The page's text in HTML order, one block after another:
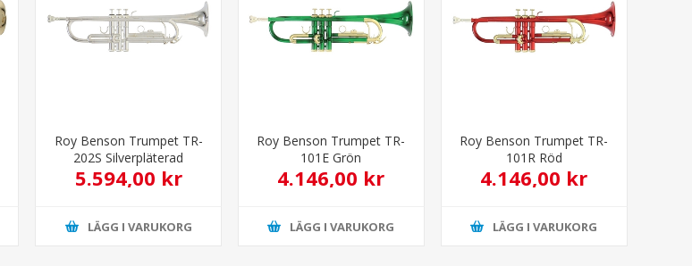
Roy Benson Trumpet TR-
202S Silverpläterad
5.594,00 kr
LÄGG I VARUKORG
Roy Benson Trumpet TR-
101E Grön
4.146,00 kr
LÄGG I VARUKORG
Roy Benson Trumpet TR-
101R Röd
4.146,00 kr
LÄGG I VARUKORG